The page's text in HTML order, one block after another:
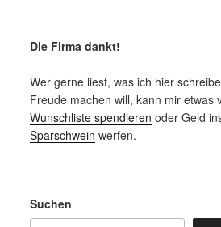
Die Firma dankt!
Wer gerne liest, was ich hier
Freude machen will, kann mir etwas
Wunschliste spendieren oder Geld
Sparschwein werfen.
Suchen